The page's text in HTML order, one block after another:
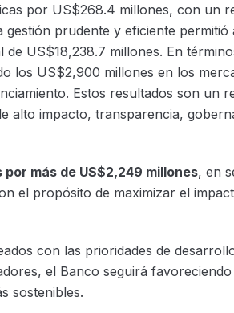
por US$268.4 millones, con un
prudente y eficiente permitió
US$18,238.7 millones. En
los US$2,900 millones en los
Estos resultados son un
alto impacto, transparencia,
más de US$2,249 millones, en
el propósito de maximizar el
con las prioridades de
el Banco seguirá favoreciendo
sostenibles.